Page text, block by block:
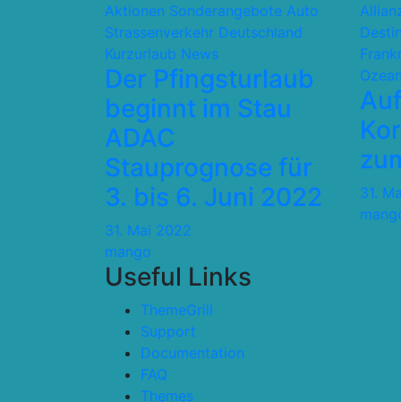
Aktionen Sonderangebote Auto
Strassenverkehr Deutschland
Kurzurlaub News
Der Pfingsturlaub
beginnt im Stau
ADAC
Stauprognose für
3. bis 6. Juni 2022
31. Mai 2022
mango
31.
Useful Links
ThemeGrill
Support
Documentation
FAQ
Themes